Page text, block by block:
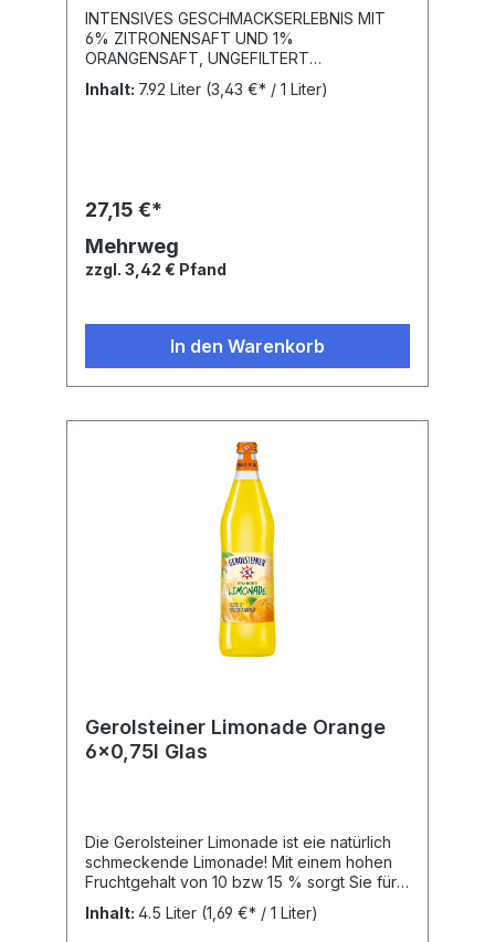
INTENSIVES GESCHMACKSERLEBNIS MIT
6% ZITRONENSAFT UND 1%
ORANGENSAFT, UNGEFILTERT
TRÜB.Nährwert- und Brennwertangaben je
100ml: Brennwert 146kJ (34kcal) / Eiweiß <
Kohlensäure, Zitronen- und Orangenextrakt,
Natürliches Citrusaroma, Antioxidationsmittel
Ascorbinsäure, Stabilisator
Johannisbrotkernmehl. *aus
Inhalt: 7.92 Liter (3,43 €* / 1 Liter)
27,15 €*
Mehrweg
zzgl. 3,42 € Pfand
In den Warenkorb
Gerolsteiner Limonade Orange
6x0,75l Glas
Die Gerolsteiner Limonade ist eie natürlich
schmeckende Limonade! Mit einem hohen
Fruchtgehalt von 10 bzw 15 % sorgt Sie für
den fruchtigen Geschmack und
Erfrischung.Nährwertangaben: Brennwert:
Inhalt: 4.5 Liter (1,69 €* / 1 Liter)